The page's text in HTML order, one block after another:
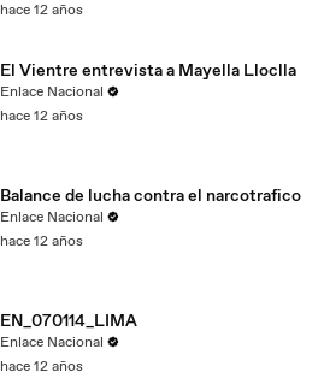
hace 12 años
El Vientre entrevista a Mayella Lloclla
Enlace Nacional
hace 12 años
Balance de lucha contra el narcotrafico
Enlace Nacional
hace 12 años
EN_070114_LIMA
Enlace Nacional
hace 12 años